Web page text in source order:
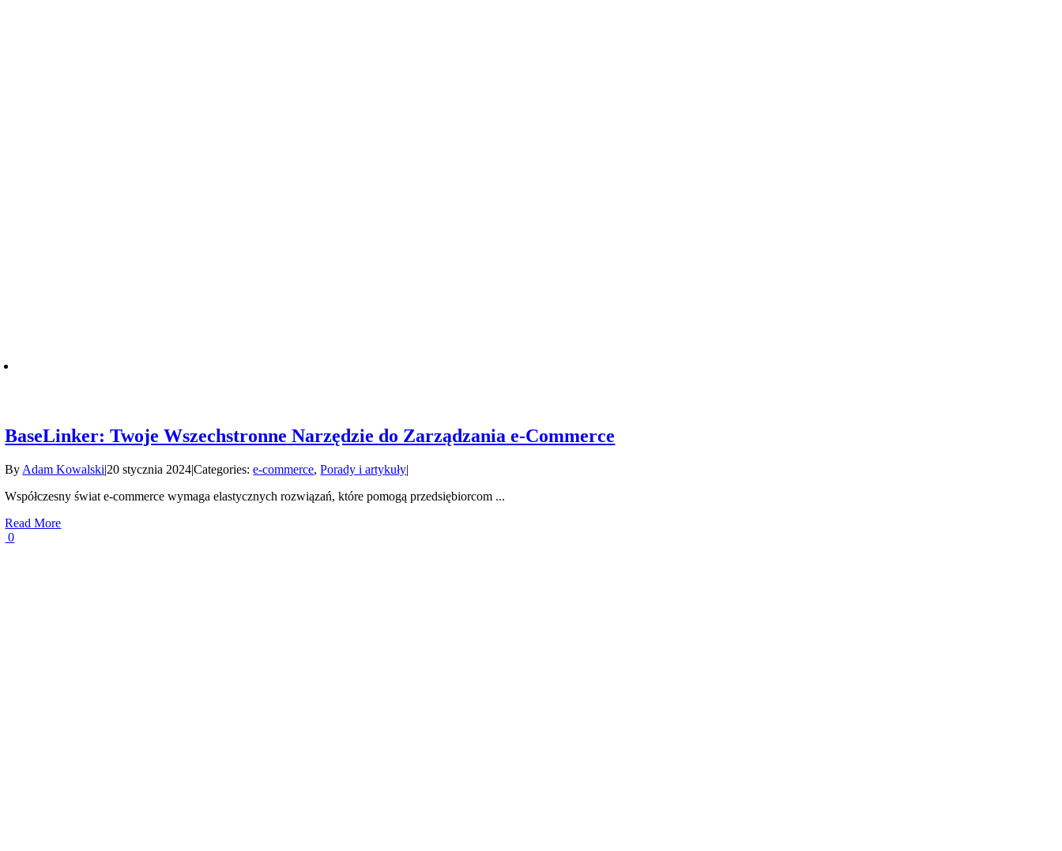
BaseLinker: Twoje Wszechstronne Narzędzie do Zarządzania e-Commerce
By Adam Kowalski|20 stycznia 2024|Categories:e-commerce,Porady i artykuły|
Współczesny świat e-commerce wymaga elastycznych rozwiązań, które pomogą przedsiębiorcom ...
Read More
0